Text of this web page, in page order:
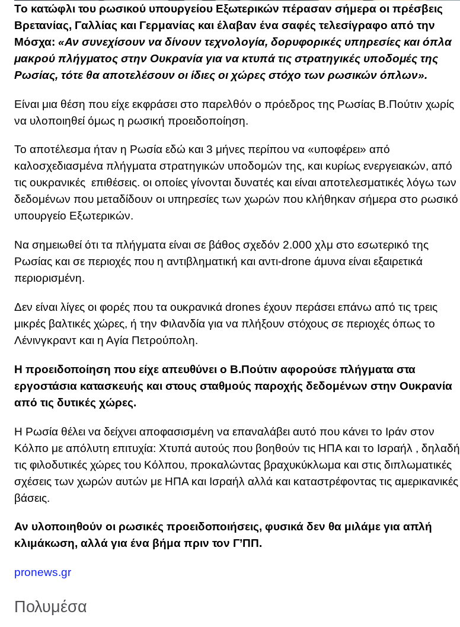
Το κατώφλι του ρωσικού υπουργείου Εξωτερικών πέρασαν σήμερα οι πρέσβεις
Βρετανίας, Γαλλίας και Γερμανίας και έλαβαν ένα σαφές τελεσίγραφο από την
Μόσχα: «Αν συνεχίσουν να δίνουν τεχνολογία, δορυφορικές υπηρεσίες και όπλα
μακρού πλήγματος στην Ουκρανία για να κτυπά τις στρατηγικές υποδομές της
Ρωσίας, τότε θα αποτελέσουν οι ίδιες οι χώρες στόχο των ρωσικών όπλων».
Είναι μια θέση που είχε εκφράσει στο παρελθόν ο πρόεδρος της Ρωσίας Β.Πούτιν χωρίς
να υλοποιηθεί όμως η ρωσική προειδοποίηση.
Το αποτέλεσμα ήταν η Ρωσία εδώ και 3 μήνες περίπου να «υποφέρει» από
καλοσχεδιασμένα πλήγματα στρατηγικών υποδομών της, και κυρίως ενεργειακών, από
τις ουκρανικές επιθέσεις. οι οποίες γίνονται δυνατές και είναι αποτελεσματικές λόγω των
δεδομένων που μεταδίδουν οι υπηρεσίες των χωρών που κλήθηκαν σήμερα στο ρωσικό
υπουργείο Εξωτερικών.
Να σημειωθεί ότι τα πλήγματα είναι σε βάθος σχεδόν 2.000 χλμ στο εσωτερικό της
Ρωσίας και σε περιοχές που η αντιβληματική και αντι-drone άμυνα είναι εξαιρετικά
περιορισμένη.
Δεν είναι λίγες οι φορές που τα ουκρανικά drones έχουν περάσει επάνω από τις τρεις
μικρές βαλτικές χώρες, ή την Φιλανδία για να πλήξουν στόχους σε περιοχές όπως το
Λένινγκραντ και η Αγία Πετρούπολη.
Η προειδοποίηση που είχε απευθύνει ο Β.Πούτιν αφορούσε πλήγματα στα
εργοστάσια κατασκευής και στους σταθμούς παροχής δεδομένων στην Ουκρανία
από τις δυτικές χώρες.
Η Ρωσία θέλει να δείχνει αποφασισμένη να επαναλάβει αυτό που κάνει το Ιράν στον
Κόλπο με απόλυτη επιτυχία: Χτυπά αυτούς που βοηθούν τις ΗΠΑ και το Ισραήλ , δηλαδή
τις φιλοδυτικές χώρες του Κόλπου, προκαλώντας βραχυκύκλωμα και στις διπλωματικές
σχέσεις των χωρών αυτών με ΗΠΑ και Ισραήλ αλλά και καταστρέφοντας τις αμερικανικές
βάσεις.
Αν υλοποιηθούν οι ρωσικές προειδοποιήσεις, φυσικά δεν θα μιλάμε για απλή
κλιμάκωση, αλλά για ένα βήμα πριν τον Γ’ΠΠ.
pronews.gr
Πολυμέσα